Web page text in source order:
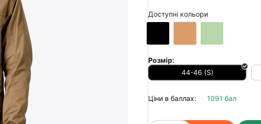
Доступні кольори
Розмір:
44-46 (S)
Ціни в баллах: 1091 бал